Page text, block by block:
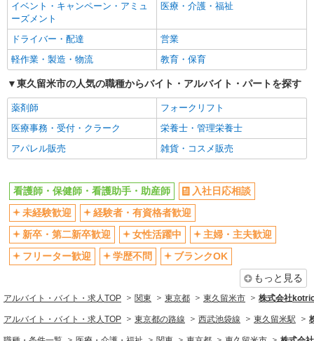
フリーター歓迎
学歴不問
ブランクOK
ミドル（40代～）活躍中
エルダー（50代～）活躍中
シニア（60代～）活躍中
高収入・高額
ボーナス・賞与あり
昇給あり
完全週休2日制
フルタイム歓迎
禁煙・分煙
駅直結・駅チカ
車通勤OK
バイク通勤OK
自転車通勤OK
社会保険あり
産休・育休取得実績あり
退職金・財形貯蓄制度あり
各種手当（家族・役職・インセン
ティブなど）あり
制服貸与
研修制度あり
資格取得支援制度あり
医療・介護・福祉
看護師・保健師・看護助手・助産師
イベント・キャンペーン・アミュ
ーズメント
医療・介護・福祉
ドライバー・配達
営業
軽作業・製造・物流
教育・保育
東久留米市の人気の職種からバイト・アルバイト・パートを探す
薬剤師
フォークリフト
医療事務・受付・クラーク
栄養士・管理栄養士
アパレル販売
雑貨・コスメ販売
看護師・保健師・看護助手・助産師
入社日応相談
未経験歓迎
経験者・有資格者歓迎
新卒・第二新卒歓迎
女性活躍中
主婦・主夫歓迎
フリーター歓迎
学歴不問
ブランクOK
もっと見る
アルバイト・バイト・求人TOP 関東 東京都 東久留米市 株式会社
アルバイト・バイト・求人TOP 東京都の路線 西武池袋線 東久留米駅